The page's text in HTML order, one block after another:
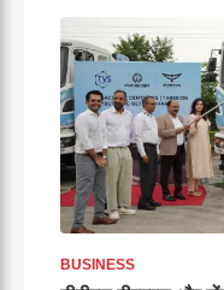
BUSINESS